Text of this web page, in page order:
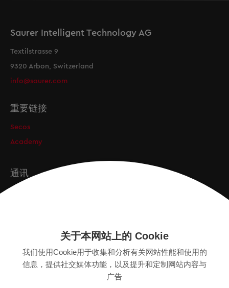
Saurer Intelligent Technology AG
Textilstrasse 9
9320 Arbon, Switzerland
info@saurer.com
重要链接
Secos
Academy
通讯
SITEMAP
关于本网站上的 Cookie
我们使用Cookie用于收集和分析有关网站性能和使用的
信息，提供社交媒体功能，以及提升和定制网站内容与
广告